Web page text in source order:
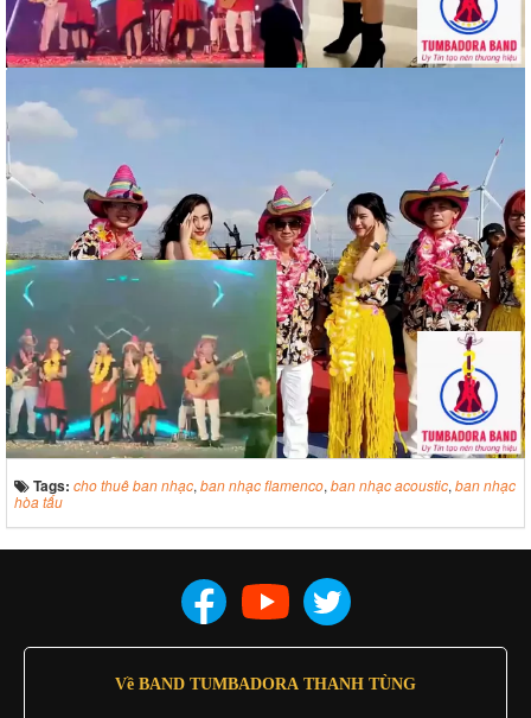
Tags: cho thuê ban nhạc, ban nhạc flamenco, ban nhạc acoustic, ban nhạc
hòa tấu
Về BAND TUMBADORA THANH TÙNG